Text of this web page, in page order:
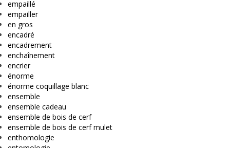
empaillé
empailler
en gros
encadré
encadrement
enchaînement
encrier
énorme
énorme coquillage blanc
ensemble
ensemble cadeau
ensemble de bois de cerf
ensemble de bois de cerf mulet
enthomologie